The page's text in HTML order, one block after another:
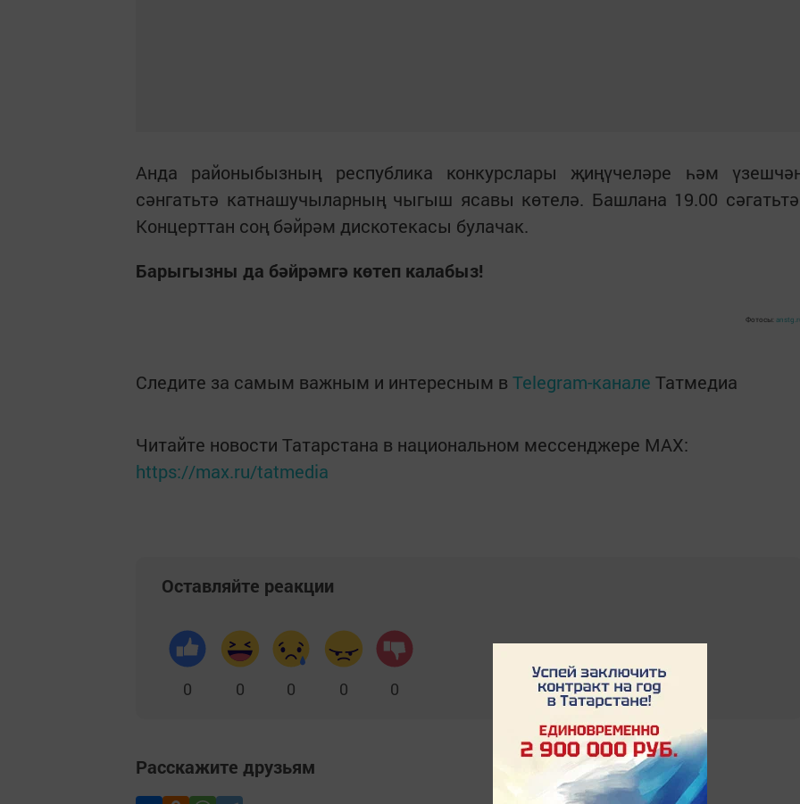
Анда районыбызның республика конкурслары җиңүчеләре һәм
сәнгатьтә катнашучыларның чыгыш ясавы көтелә. Башлана 19.00
Концерттан соң бәйрәм дискотекасы булачак.
Барыгызны да бәйрәмгә көтеп калабыз!
Фотосы:
Следите за самым важным и интересным в Telegram-канале Татмедиа
Читайте новости Татарстана в национальном мессенджере MАХ:
https://max.ru/tatmedia
Оставляйте реакции
0 0 0 0 0
Расскажите друзьям